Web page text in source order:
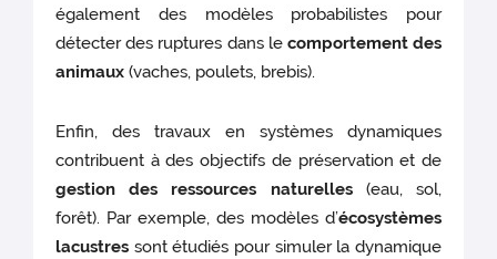
également des modèles probabilistes pour
détecter des ruptures dans le comportement des
animaux (vaches, poulets, brebis).
Enfin, des travaux en systèmes dynamiques
contribuent à des objectifs de préservation et de
gestion des ressources naturelles(eau, sol,
forêt). Par exemple, des modèles d’écosystèmes
lacustres sont étudiés pour simuler la dynamique